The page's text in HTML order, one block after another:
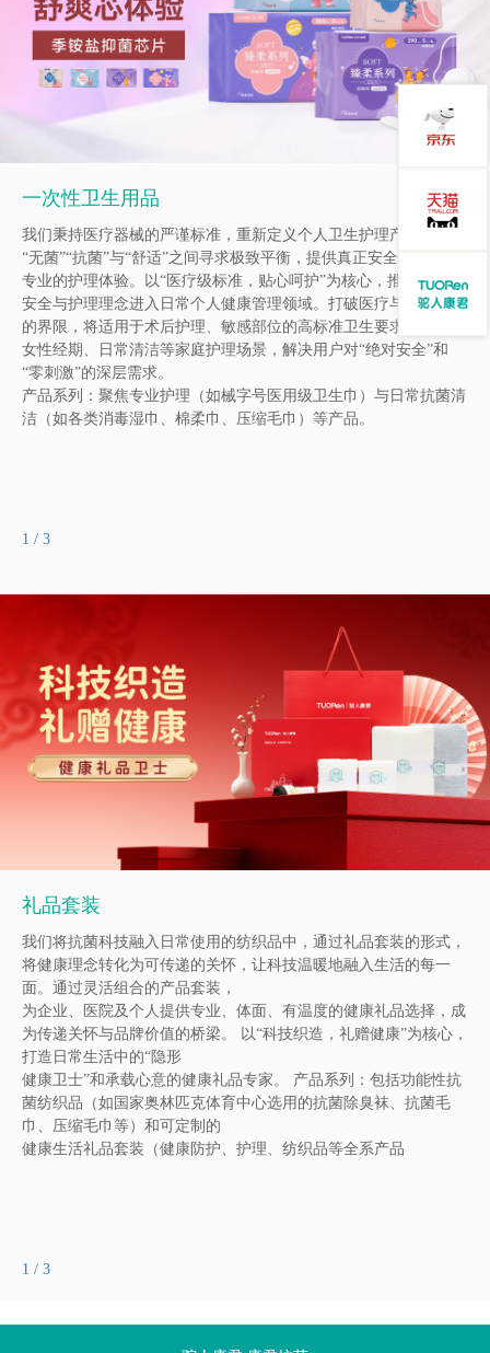
一次性卫生用品
我们秉持医疗器械的严谨标准，重新定义个人卫生护理产品，在
“无菌”“抗菌”与“舒适”之间寻求极致平衡，提供真正安全、纯净、
专业的护理体验。以“医疗级标准，贴心呵护”为核心，推动医用级
安全与护理理念进入日常个人健康管理领域。打破医疗与消费产品
的界限，将适用于术后护理、敏感部位的高标准卫生要求，应用于
女性经期、日常清洁等家庭护理场景，解决用户对“绝对安全”和
“零刺激”的深层需求。
产品系列：聚焦专业护理（如械字号医用级卫生巾）与日常抗菌清
洁（如各类消毒湿巾、棉柔巾、压缩毛巾）等产品。
2 / 3
礼品套装
我们将抗菌科技融入日常使用的纺织品中，通过礼品套装的形式，
将健康理念转化为可传递的关怀，让科技温暖地融入生活的每一
面。通过灵活组合的产品套装，
为企业、医院及个人提供专业、体面、有温度的健康礼品选择，成
为传递关怀与品牌价值的桥梁。 以“科技织造，礼赠健康”为核心，
打造日常生活中的“隐形
健康卫士”和承载心意的健康礼品专家。 产品系列：包括功能性抗
菌纺织品（如国家奥林匹克体育中心选用的抗菌除臭袜、抗菌毛
巾、压缩毛巾等）和可定制的
健康生活礼品套装（健康防护、护理、纺织品等全系产品
2 / 3